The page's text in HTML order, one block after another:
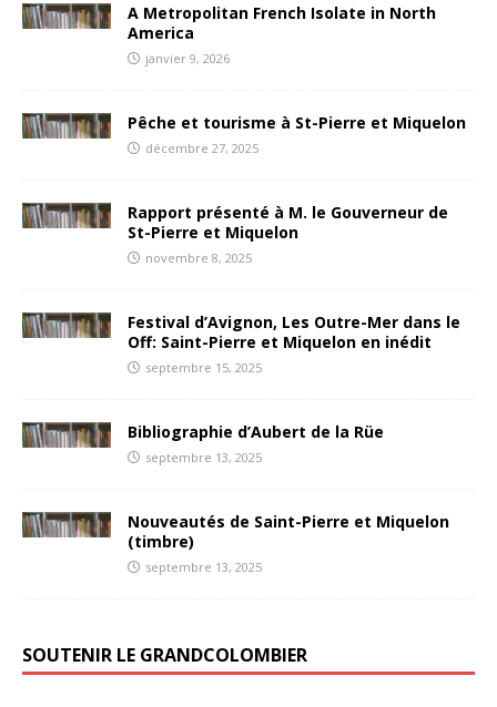
A Metropolitan French Isolate in North
America
janvier 9, 2026
Pêche et tourisme à St-Pierre et Miquelon
décembre 27, 2025
Rapport présenté à M. le Gouverneur de
St-Pierre et Miquelon
novembre 8, 2025
Festival d’Avignon, Les Outre-Mer dans le
Off: Saint-Pierre et Miquelon en inédit
septembre 15, 2025
Bibliographie d’Aubert de la Rüe
septembre 13, 2025
Nouveautés de Saint-Pierre et Miquelon
(timbre)
septembre 13, 2025
SOUTENIR LE GRANDCOLOMBIER